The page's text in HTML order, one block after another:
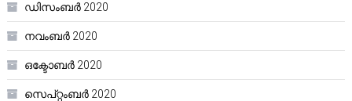
ഡിസംബർ 2020
നവംബർ 2020
ഒക്ടോബർ 2020
സെപ്റ്റംബർ 2020